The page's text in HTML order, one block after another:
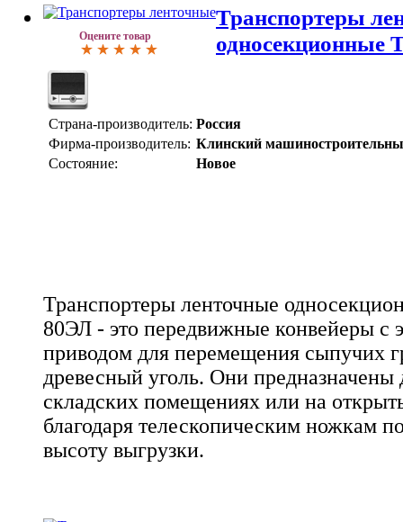
Оцените товар
Транспортеры
односекционные
Страна-производитель: Россия
Фирма-производитель: Клинский
Состояние:
Новое
Транспортеры ленточные
80ЭЛ - это передвижные конвейеры с
приводом для перемещения сыпучих
древесный уголь. Они предназначены
складских помещениях или на
благодаря телескопическим ножкам
высоту выгрузки.